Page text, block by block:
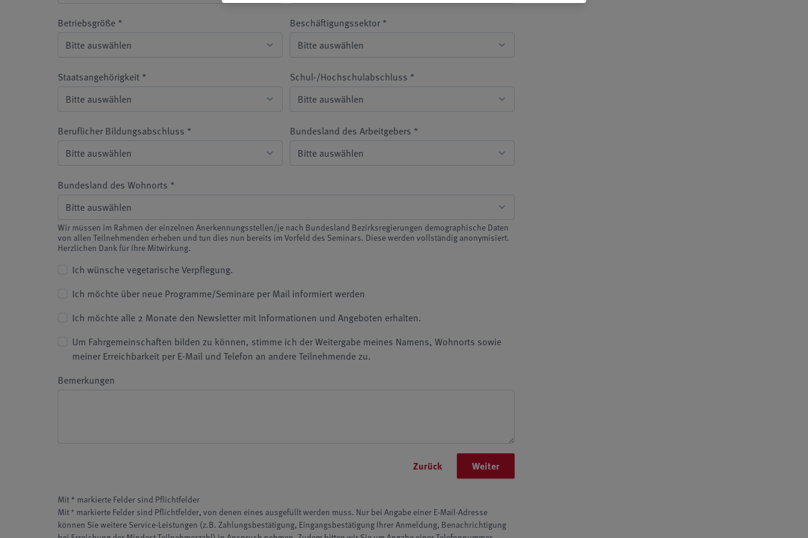
Betriebsgröße * Beschäftigungssektor *
Staatsangehörigkeit * Schul-/Hochschulabschluss *
Beruflicher Bildungsabschluss * Bundesland des Arbeitgebers *
Bundesland des Wohnorts *
Wir müssen im Rahmen der einzelnen Anerkennungsstellen/je nach Bundesland Bezirksregierungen demographische Daten
von allen Teilnehmenden erheben und tun dies nun bereits im Vorfeld des Seminars. Diese werden vollständig anonymisiert.
Herzlichen Dank für Ihre Mitwirkung.
Ich wünsche vegetarische Verpflegung.
Ich möchte über neue Programme/Seminare per Mail informiert werden
Ich möchte alle 2 Monate den Newsletter mit Informationen und Angeboten erhalten.
Um Fahrgemeinschaften bilden zu können, stimme ich der Weitergabe meines Namens, Wohnorts sowie
meiner Erreichbarkeit per E-Mail und Telefon an andere Teilnehmende zu.
Bemerkungen
Zurück Weiter
Mit * markierte Felder sind Pflichtfelder
Mit+ markierte Felder sind Pflichtfelder, von denen eines ausgefüllt werden muss. Nur bei Angabe einer E-Mail-Adresse
können Sie weitere Service-Leistungen (z.B. Zahlungsbestätigung, Eingangsbestätigung Ihrer Anmeldung, Benachrichtigung